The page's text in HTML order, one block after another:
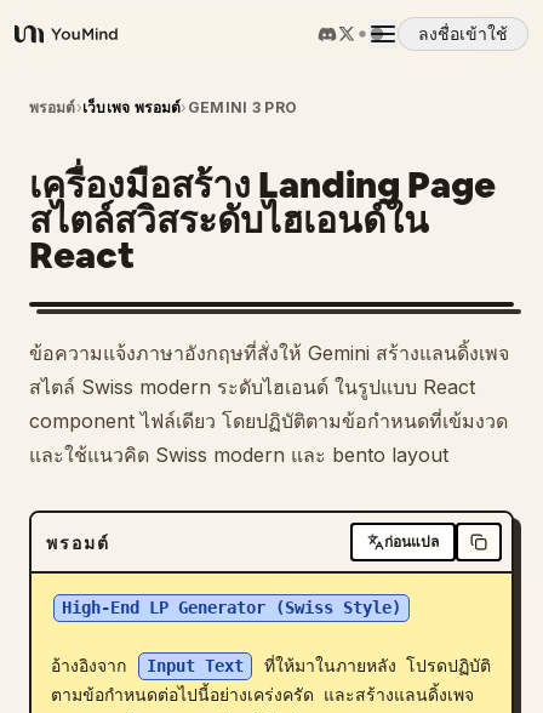
YouMind
ลงชื่อเข้าใช้
ภาพรวม
กรณีการใช้งาน
ทักษะ
พรอมต์
ราคา
บล็อก
อัปเดต
พรอมต์›เว็บเพจ พรอมต์› GEMINI 3 PRO
เครื่องมือสร้าง Landing Page
สไตล์สวิสระดับไฮเอนด์ใน
React
ข้อความแจ้งภาษาอังกฤษที่สั่งให้ Gemini สร้างแลนดิ้งเพจ
สไตล์ Swiss modern ระดับไฮเอนด์ ในรูปแบบ React
component ไฟล์เดียว โดยปฏิบัติตามข้อกำหนดที่เข้มงวด
และใช้แนวคิด Swiss modern และ bento layout
พรอมต์ ก่อนแปล
High-End LP Generator (Swiss Style)
อ้างอิงจาก Input Text
ที่ให้มาในภายหลัง โปรดปฏิบัติ
ตามข้อกำหนดต่อไปนี้อย่างเคร่งครัด และสร้างแลนดิ้งเพจ